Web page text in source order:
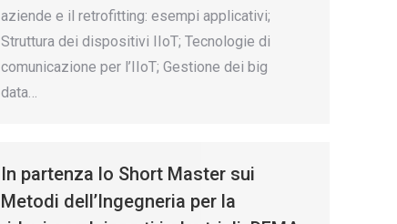
aziende e il retrofitting: esempi applicativi;
Struttura dei dispositivi IIoT; Tecnologie di
comunicazione per l’IIoT; Gestione dei big
data…
In partenza lo Short Master sui
Metodi dell’Ingegneria per la